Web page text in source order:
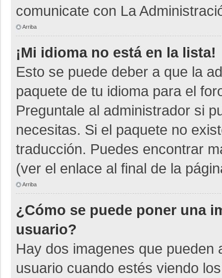
comunicate con La
Arriba
¡Mi idioma no está en la lista!
Esto se puede deber a que la
paquete de tu idioma para el
Preguntale al administrador si
necesitas. Si el paquete no
traducción. Puedes encontrar
(ver el enlace al final de la
Arriba
¿Cómo se puede poner una
usuario?
Hay dos imagenes que
usuario cuando estés viendo